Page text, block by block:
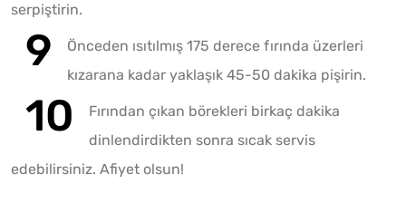
serpiştirin.
Önceden ısıtılmış 175 derece fırında üzerleri
kızarana kadar yaklaşık 45-50 dakika pişirin.
Fırından çıkan börekleri birkaç dakika
dinlendirdikten sonra sıcak servis
edebilirsiniz. Afiyet olsun!